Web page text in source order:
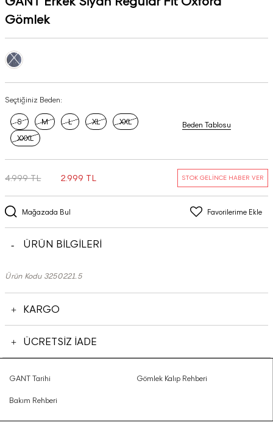
Gömlek
Seçtiğiniz Beden:
S M L XL
XXL
XXXL
Beden Tablosu
Mağazada Bul Favorilerime Ekle
4.999 TL 2.999 TL STOK GELİNCE HABER VER
ÜRÜN BİLGİLERİ
Ürün Kodu 3250221.5
KARGO
ÜCRETSİZ İADE
GANT Tarihi Gömlek Kalıp Rehberi
Bakım Rehberi